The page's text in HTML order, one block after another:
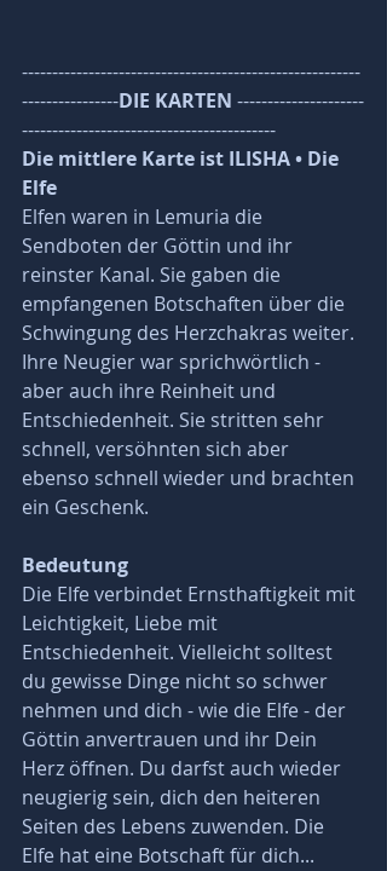
--------------------------------------------------------
----------------DIE KARTEN ---------------------
------------------------------------------
Die mittlere Karte ist ILISHA • Die
Elfe
Elfen waren in Lemuria die
Sendboten der Göttin und ihr
reinster Kanal. Sie gaben die
empfangenen Botschaften über die
Schwingung des Herzchakras weiter.
Ihre Neugier war sprichwörtlich -
aber auch ihre Reinheit und
Entschiedenheit. Sie stritten sehr
schnell, versöhnten sich aber
ebenso schnell wieder und brachten
ein Geschenk.
Bedeutung
Die Elfe verbindet Ernsthaftigkeit mit
Leichtigkeit, Liebe mit
Entschiedenheit. Vielleicht solltest
du gewisse Dinge nicht so schwer
nehmen und dich - wie die Elfe - der
Göttin anvertrauen und ihr Dein
Herz öffnen. Du darfst auch wieder
neugierig sein, dich den heiteren
Seiten des Lebens zuwenden. Die
Elfe hat eine Botschaft für dich...